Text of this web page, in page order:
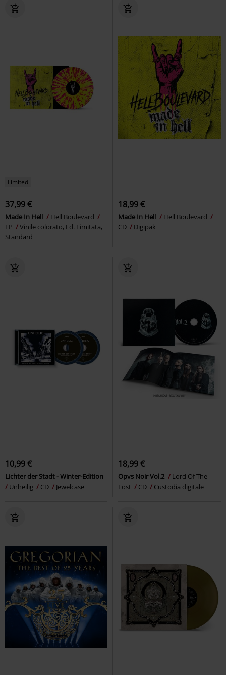
Limited
37,99 €
Made In Hell
Hell Boulevard
LP
Vinile colorato, Ed. Limitata,
Standard
18,99 €
Made In Hell
Hell Boulevard
CD
Digipak
10,99 €
Lichter der Stadt - Winter-Edition
Unheilig
CD Jewelcase
18,99 €
Opvs Noir Vol.2
Lord Of The
Lost
CD Custodia digitale